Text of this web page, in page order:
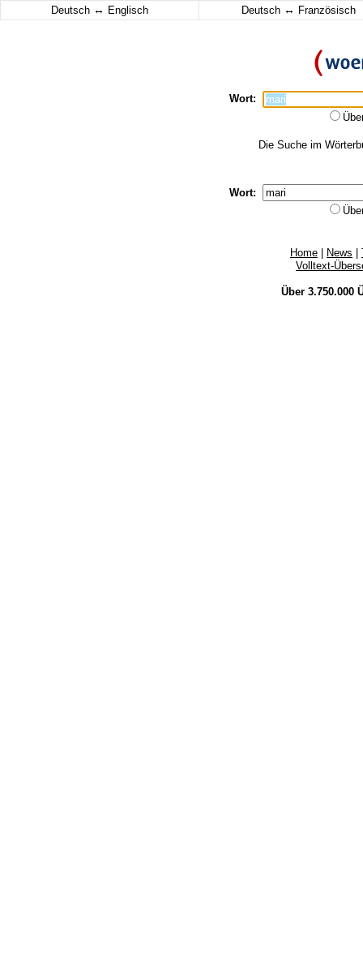
Deutsch ↔ Englisch Deutsch ↔ Französisch
Wort:
Die Suche im
Wort:
Home News
Volltext-
Über 3.750.000